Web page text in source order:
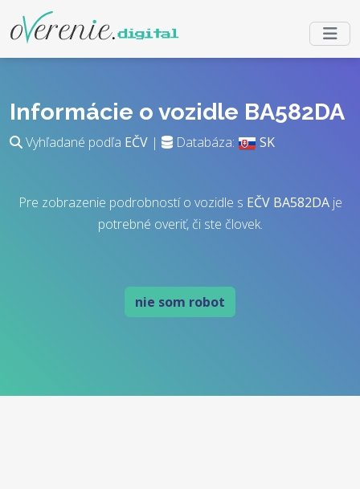
Informácie o vozidle BA582DA
Vyhľadané podľa EČV | Databáza: SK
Pre zobrazenie podrobností o vozidle s EČV BA582DAje
potrebné overiť, či ste človek.
nie som robot